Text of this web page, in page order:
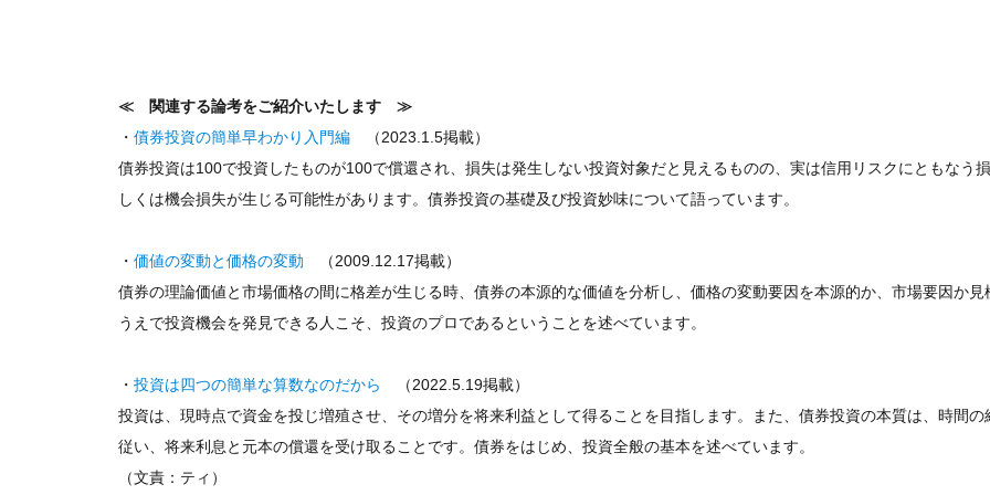
≪ 関連する論考をご紹介いたします ≫
・ 債券投資の簡単早わかり入門編 （2023.1.5掲載）
債券投資は100で投資したものが100で償還され、損失は発生しない投資対象だと見えるものの、実は信用リスクにともなう
しくは機会損失が生じる可能性があります。債券投資の基礎及び投資妙味について語っています。
・ 価値の変動と価格の変動 （2009.12.17掲載）
債券の理論価値と市場価格の間に格差が生じる時、債券の本源的な価値を分析し、価格の変動要因を本源的か、市場要因か見
うえで投資機会を発見できる人こそ、投資のプロであるということを述べています。
・ 投資は四つの簡単な算数なのだから
（2022.5.19掲載）
投資は、現時点で資金を投じ増殖させ、その増分を将来利益として得ることを目指します。また、債券投資の本質は、時間の
従い、将来利息と元本の償還を受け取ることです。債券をはじめ、投資全般の基本を述べています。
（文責：ティ）